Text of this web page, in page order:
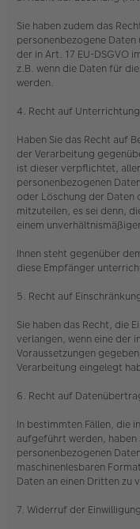
Sie haben zudem das
personenbezogene
der in Art. 17 EU-DSGVO
z.B. wenn die Daten für
werden.
4. Recht auf
Haben Sie das Recht auf
der Verarbeitung
ist dieser verpflichtet,
personenbezogenen
oder Löschung der Daten
mitzuteilen, es sei denn,
einem
Ihnen steht gegenüber
diese Empfänger
5. Recht auf
Sie haben das Recht, die
verlangen, wenn eine der
Voraussetzungen
Verarbeitung eingelegt
6. Recht auf
In bestimmten Fällen, die
aufgeführt werden, haben
personenbezogenen
maschinenlesbaren
Daten an einen Dritten zu
7. Widerruf der